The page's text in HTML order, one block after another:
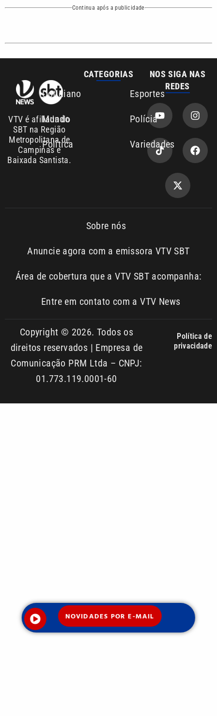
NOVIDADES POR E-MAIL
Continua após a publicidade
VTV é afiliada do
SBT na Região
Metropolitana de
Campinas e
Baixada Santista.
Esportes
Mundo Polícia
Política Variedades
Anuncie agora com a emissora VTV SBT
Área de cobertura que a VTV SBT acompanha:
Entre em contato com a VTV News
Copyright © 2026. Todos os
direitos reservados | Empresa de
Comunicação PRM Ltda – CNPJ:
01.773.119.0001-60
privacidade